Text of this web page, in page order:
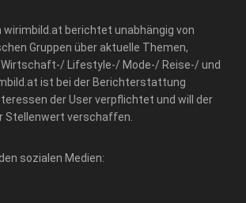
wirimbild.at berichtet unabhängig von
Gruppen über aktuelle Themen,
Lifestyle-/ Mode-/ Reise-/ und
ist bei der Berichterstattung
der User verpflichtet und will der
Stellenwert verschaffen.
sozialen Medien: